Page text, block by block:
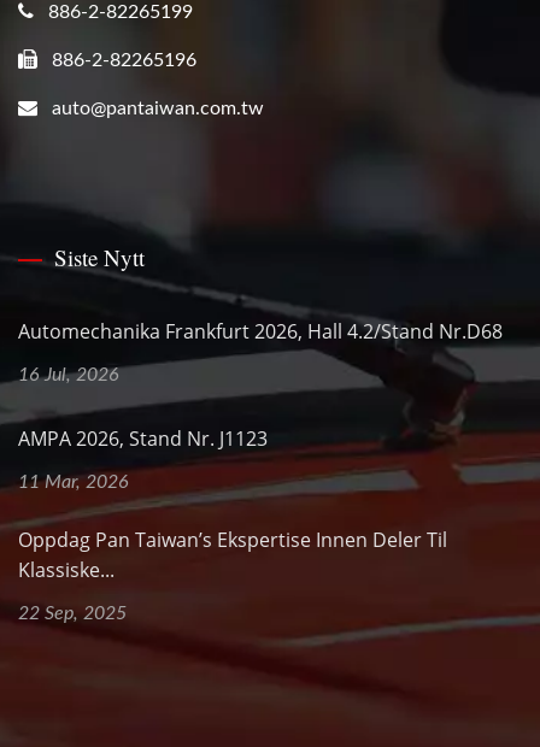
886-2-82265199
886-2-82265196
auto@pantaiwan.com.tw
Siste Nytt
Automechanika Frankfurt 2026, Hall 4.2/Stand Nr.D68
16 Jul, 2026
AMPA 2026, Stand Nr. J1123
11 Mar, 2026
Oppdag Pan Taiwan’s Ekspertise Innen Deler Til
Klassiske...
22 Sep, 2025